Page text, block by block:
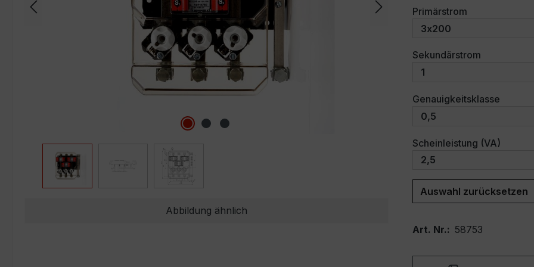
Abbildung ähnlich
Primärstrom
Sekundärstrom
Genauigkeitsklasse
Scheinleistung (VA)
Auswahl zurücksetzen
Art. Nr.: 58753